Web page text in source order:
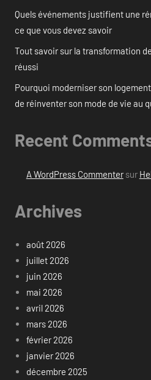
Quels événements justifient une
ce que vous devez savoir
Tout savoir sur la transformation
réussi
Pourquoi moderniser son
de réinventer son mode de vie au
Recent
A WordPress Commentersur
Archives
août 2026
juillet 2026
juin 2026
mai 2026
avril 2026
mars 2026
février 2026
janvier 2026
décembre 2025